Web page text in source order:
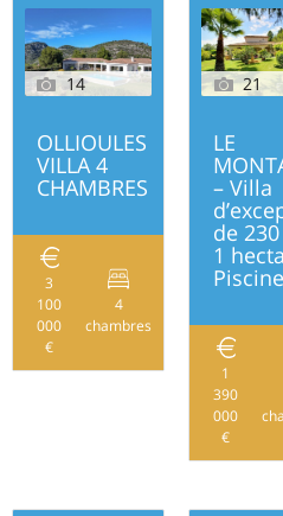
14
OLLIOULES
VILLA 4
CHAMBRES
3
100
000
€
4
chambres
21
LE
– Villa
de 230
1
Piscine
1
390
000
€